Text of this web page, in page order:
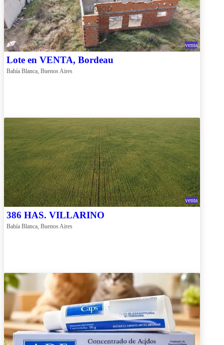
venta
Lote en VENTA, Bordeau
Bahía Blanca, Buenos Aires
venta
386 HAS. VILLARINO
Bahía Blanca, Buenos Aires